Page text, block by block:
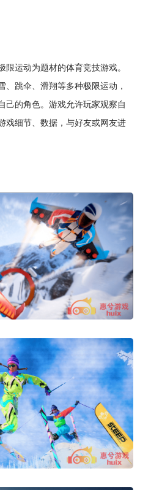
限运动为题材的体育竞技游戏。
跳伞、滑翔等多种极限运动，
己的角色。游戏允许玩家观察自
戏细节、数据，与好友或网友进